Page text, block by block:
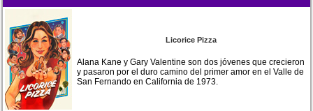
Licorice Pizza
Alana Kane y Gary Valentine son dos jóvenes que crecieron
y pasaron por el duro camino del primer amor en el Valle de
San Fernando en California de 1973.